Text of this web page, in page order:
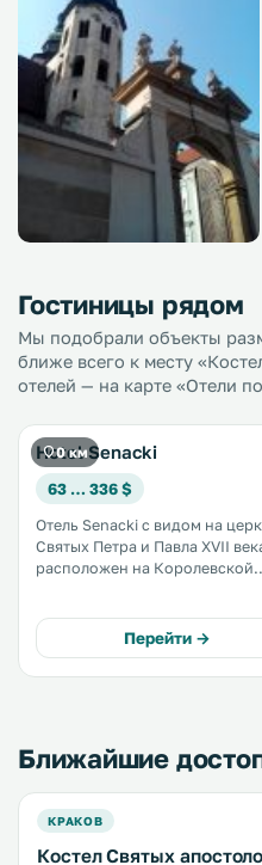
Гостиницы рядом
Мы подобрали объекты
ближе всего к месту
отелей — на карте «Отели
0 км
Hotel Senacki
63 … 336 $
Отель Senacki с видом на
Святых Петра и Павла XVII
расположен на Королевской
бесплатным доступом в
в которых установлен
со спутниковыми каналами. .
Перейти →
Ближайшие
КРАКОВ
Костел Святых